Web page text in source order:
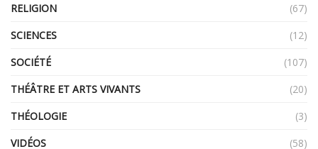
RELIGION
(67)
SCIENCES
(12)
SOCIÉTÉ
(107)
THÉÂTRE ET ARTS VIVANTS
(20)
THÉOLOGIE
(3)
VIDÉOS
(58)